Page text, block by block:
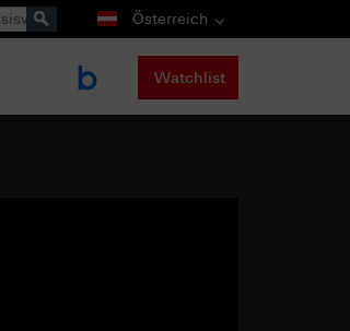
Österreich
Watchlist